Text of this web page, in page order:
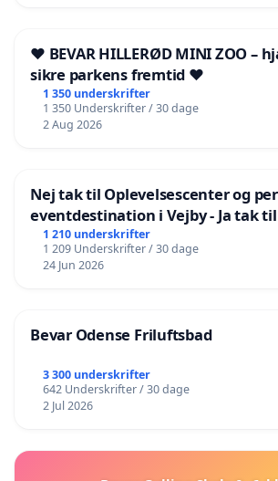
❤️ BEVAR HILLERØD MINI ZOO –
sikre parkens fremtid ❤️
1 350 underskrifter
1 350 Underskrifter / 30 dage
2 Aug 2026
Nej tak til Oplevelsescenter og
eventdestination i Vejby - Ja tak
lokalområde i balance
1 210 underskrifter
1 209 Underskrifter / 30 dage
24 Jun 2026
Bevar Odense Friluftsbad
3 300 underskrifter
642 Underskrifter / 30 dage
2 Jul 2026